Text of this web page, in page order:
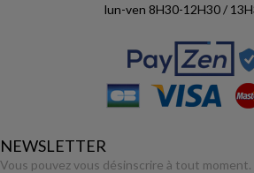
lun-ven 8H30-12H30 /
NEWSLETTER
Vous pouvez vous désinscrire à tout